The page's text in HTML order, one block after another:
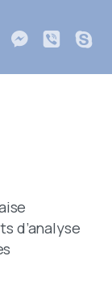
d’analyse